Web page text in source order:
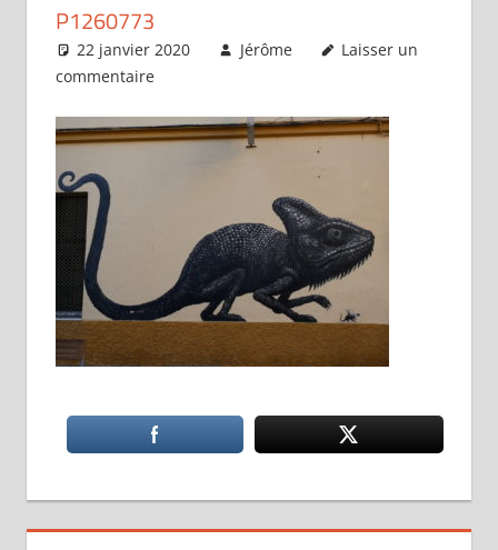
P1260773
22 janvier 2020 Jérôme
Laisser un
commentaire